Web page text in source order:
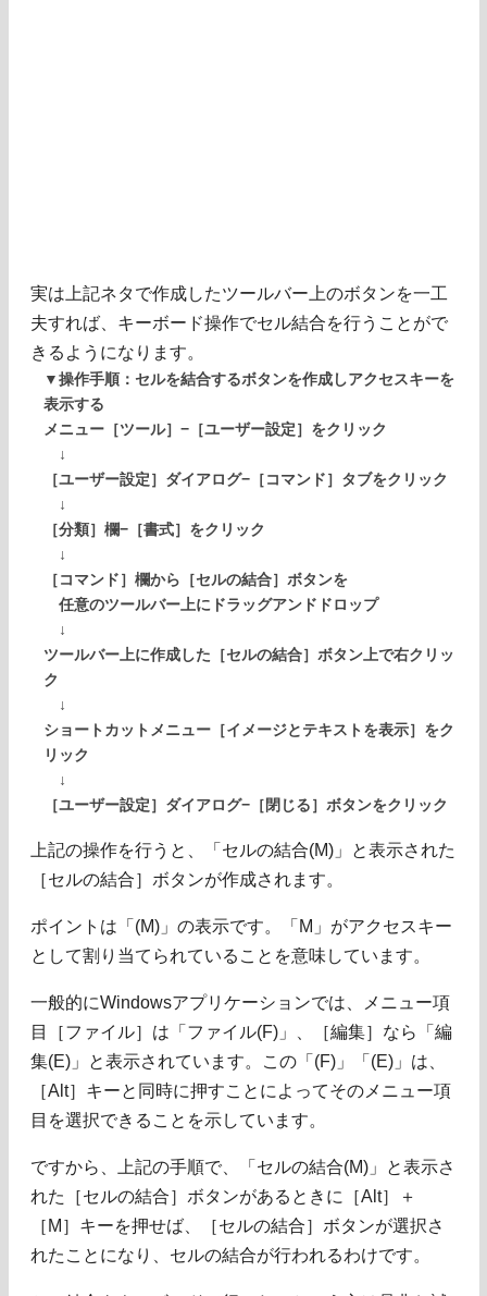
実は上記ネタで作成したツールバー上のボタンを一工
夫すれば、キーボード操作でセル結合を行うことがで
きるようになります。
▼操作手順：セルを結合するボタンを作成しアクセスキーを
表示する
メニュー［ツール］−［ユーザー設定］をクリック
↓
［ユーザー設定］ダイアログ−［コマンド］タブをクリック
↓
［分類］欄−［書式］をクリック
↓
［コマンド］欄から［セルの結合］ボタンを
任意のツールバー上にドラッグアンドドロップ
↓
ツールバー上に作成した［セルの結合］ボタン上で右クリッ
ク
↓
ショートカットメニュー［イメージとテキストを表示］をク
リック
↓
［ユーザー設定］ダイアログ−［閉じる］ボタンをクリック
上記の操作を行うと、「セルの結合(M)」と表示された
［セルの結合］ボタンが作成されます。
ポイントは「(M)」の表示です。「M」がアクセスキー
として割り当てられていることを意味しています。
一般的にWindowsアプリケーションでは、メニュー項
目［ファイル］は「ファイル(F)」、［編集］なら「編
集(E)」と表示されています。この「(F)」「(E)」は、
［Alt］キーと同時に押すことによってそのメニュー項
目を選択できることを示しています。
ですから、上記の手順で、「セルの結合(M)」と表示さ
れた［セルの結合］ボタンがあるときに［Alt］＋
［M］キーを押せば、［セルの結合］ボタンが選択さ
れたことになり、セルの結合が行われるわけです。